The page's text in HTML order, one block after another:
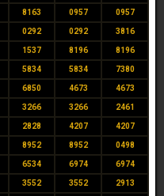
8163 0957 0957
0292 0292 3816
1537 8196 8196
5834 5834 7380
6850 4673 4673
3266 3266 2461
2828 4207 4207
8952 8952 0498
6534 6974 6974
3552 3552 2913